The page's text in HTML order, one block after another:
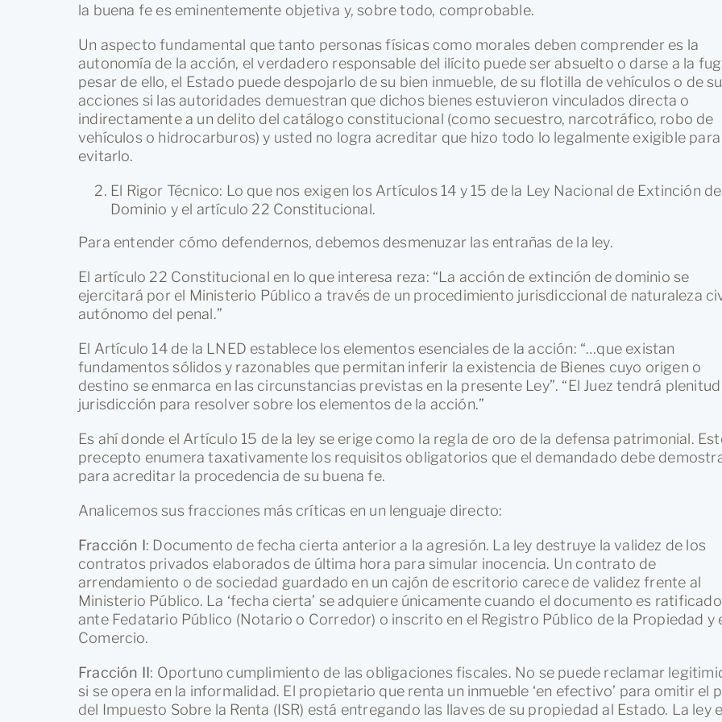
la buena fe es eminentemente objetiva y, sobre todo, comprobable.
Un aspecto fundamental que tanto personas físicas como morales deben comprender es la
autonomía de la acción, el verdadero responsable del ilícito puede ser absuelto o darse a la
pesar de ello, el Estado puede despojarlo de su bien inmueble, de su flotilla de vehículos o de
acciones si las autoridades demuestran que dichos bienes estuvieron vinculados directa o
indirectamente a un delito del catálogo constitucional (como secuestro, narcotráfico, robo de
vehículos o hidrocarburos) y usted no logra acreditar que hizo todo lo legalmente exigible para
evitarlo.
El Rigor Técnico: Lo que nos exigen los Artículos 14 y 15 de la Ley Nacional de Extinción de
Dominio y el artículo 22 Constitucional.
Para entender cómo defendernos, debemos desmenuzar las entrañas de la ley.
El artículo 22 Constitucional en lo que interesa reza: “La acción de extinción de dominio se
ejercitará por el Ministerio Público a través de un procedimiento jurisdiccional de naturaleza
autónomo del penal.”
El Artículo 14 de la LNED establece los elementos esenciales de la acción: “…que existan
fundamentos sólidos y razonables que permitan inferir la existencia de Bienes cuyo origen o
destino se enmarca en las circunstancias previstas en la presente Ley”. “El Juez tendrá
jurisdicción para resolver sobre los elementos de la acción.”
Es ahí donde el Artículo 15 de la ley se erige como la regla de oro de la defensa patrimonial.
precepto enumera taxativamente los requisitos obligatorios que el demandado debe
para acreditar la procedencia de su buena fe.
Analicemos sus fracciones más críticas en un lenguaje directo:
Fracción I: Documento de fecha cierta anterior a la agresión. La ley destruye la validez de los
contratos privados elaborados de última hora para simular inocencia. Un contrato de
arrendamiento o de sociedad guardado en un cajón de escritorio carece de validez frente al
Ministerio Público. La ‘fecha cierta’ se adquiere únicamente cuando el documento es ratificado
ante Fedatario Público (Notario o Corredor) o inscrito en el Registro Público de la Propiedad y
Comercio.
Fracción II: Oportuno cumplimiento de las obligaciones fiscales. No se puede reclamar
si se opera en la informalidad. El propietario que renta un inmueble ‘en efectivo’ para omitir el
del Impuesto Sobre la Renta (ISR) está entregando las llaves de su propiedad al Estado. La ley